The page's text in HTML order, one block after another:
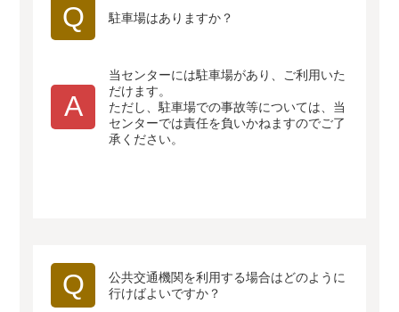
Q 駐車場はありますか？
A
当センターには駐車場があり、ご利用いた
だけます。
ただし、駐車場での事故等については、当
センターでは責任を負いかねますのでご了
承ください。
Q
公共交通機関を利用する場合はどのように
行けばよいですか？